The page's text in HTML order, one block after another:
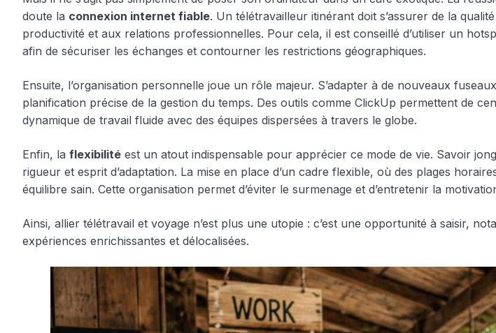
doute la connexion internet fiable. Un télétravailleur itinérant doit s’assurer de la
productivité et aux relations professionnelles. Pour cela, il est conseillé d’utiliser un
afin de sécuriser les échanges et contourner les restrictions géographiques.
Ensuite, l’organisation personnelle joue un rôle majeur. S’adapter à de nouveaux
planification précise de la gestion du temps. Des outils comme ClickUp permettent de
dynamique de travail fluide avec des équipes dispersées à travers le globe.
Enfin, la flexibilité est un atout indispensable pour apprécier ce mode de vie. Savoir
rigueur et esprit d’adaptation. La mise en place d’un cadre flexible, où des plages
équilibre sain. Cette organisation permet d’éviter le surmenage et d’entretenir la
Ainsi, allier télétravail et voyage n’est plus une utopie : c’est une opportunité à saisir,
expériences enrichissantes et délocalisées.